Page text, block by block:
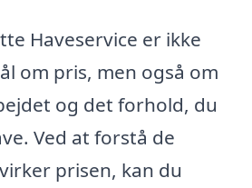
Haveservice er ikke
om pris, men også om
og det forhold, du
Ved at forstå de
prisen, kan du